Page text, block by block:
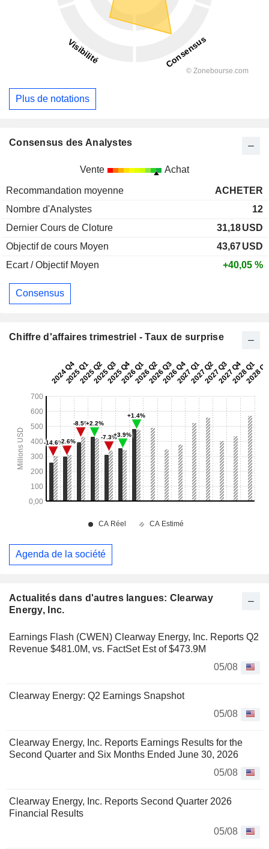
Actualités dans d'autres langues: Clearway
Energy, Inc.
Earnings Flash (CWEN) Clearway Energy, Inc. Reports Q2
Revenue $481.0M, vs. FactSet Est of $473.9M
05/08
Clearway Energy: Q2 Earnings Snapshot
05/08
Clearway Energy, Inc. Reports Earnings Results for the
Second Quarter and Six Months Ended June 30, 2026
05/08
Clearway Energy, Inc. Reports Second Quarter 2026
Financial Results
05/08
Plus de notations
Consensus des Analystes
Vente Achat
Recommandation moyenne
ACHETER
Nombre d'Analystes
12
Dernier Cours de Cloture
31,18USD
Objectif de cours Moyen
43,67USD
Ecart / Objectif Moyen
+40,05 %
Consensus
Chiffre d'affaires trimestriel - Taux de surprise
Agenda de la société